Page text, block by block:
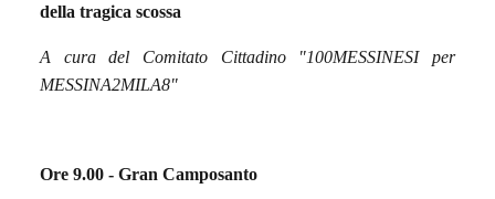
della tragica scossa
A cura del Comitato Cittadino "100MESSINESI per
MESSINA2MILA8"
Ore 9.00 - Gran Camposanto